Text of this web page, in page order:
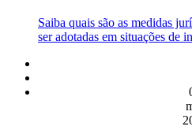
Saiba quais são as medidas
ser adotadas em situações de